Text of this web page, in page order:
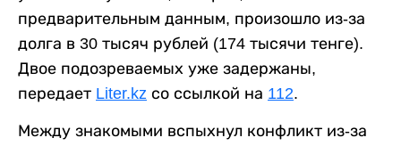
предварительным данным, произошло из-за
долга в 30 тысяч рублей (174 тысячи тенге).
Двое подозреваемых уже задержаны,
передает Liter.kz со ссылкой на 112.
Между знакомыми вспыхнул конфликт из-за